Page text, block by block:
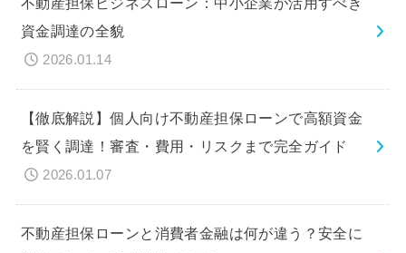
不動産担保ビジネスローン：中小企業が活用すべき
資金調達の全貌
2026.01.14
【徹底解説】個人向け不動産担保ローンで高額資金
を賢く調達！審査・費用・リスクまで完全ガイド
2026.01.07
不動産担保ローンと消費者金融は何が違う？安全に